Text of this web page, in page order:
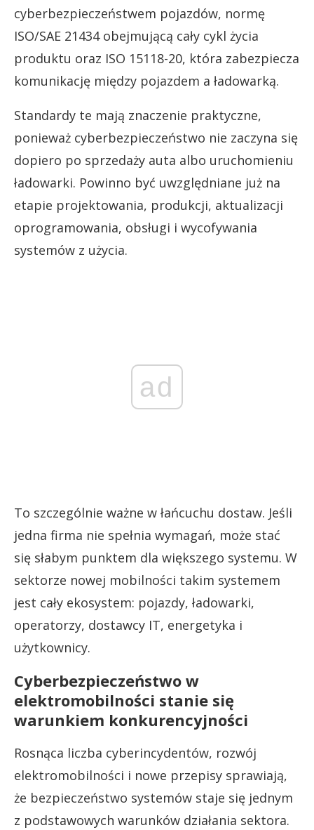
cyberbezpieczeństwem pojazdów, normę
ISO/SAE 21434 obejmującą cały cykl życia
produktu oraz ISO 15118-20, która zabezpiecza
komunikację między pojazdem a ładowarką.
Standardy te mają znaczenie praktyczne,
ponieważ cyberbezpieczeństwo nie zaczyna się
dopiero po sprzedaży auta albo uruchomieniu
ładowarki. Powinno być uwzględniane już na
etapie projektowania, produkcji, aktualizacji
oprogramowania, obsługi i wycofywania
systemów z użycia.
ad
To szczególnie ważne w łańcuchu dostaw. Jeśli
jedna firma nie spełnia wymagań, może stać
się słabym punktem dla większego systemu. W
sektorze nowej mobilności takim systemem
jest cały ekosystem: pojazdy, ładowarki,
operatorzy, dostawcy IT, energetyka i
użytkownicy.
Cyberbezpieczeństwo w
elektromobilności stanie się
warunkiem konkurencyjności
Rosnąca liczba cyberincydentów, rozwój
elektromobilności i nowe przepisy sprawiają,
że bezpieczeństwo systemów staje się jednym
z podstawowych warunków działania sektora.